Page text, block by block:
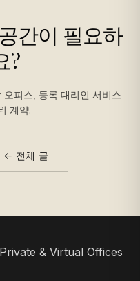
간이 필요하
?
피스, 등록 대리인 서비스
계약.
← 전체 글